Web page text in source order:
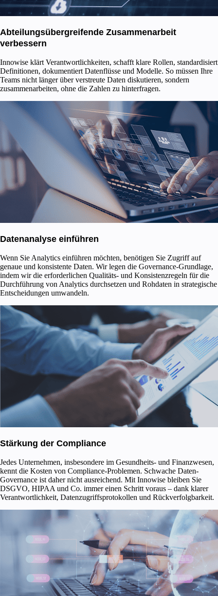
Abteilungsübergreifende Zusammenarbeit
verbessern
Innowise klärt Verantwortlichkeiten, schafft klare Rollen, standardisiert
Definitionen, dokumentiert Datenflüsse und Modelle. So müssen Ihre
Teams nicht länger über verstreute Daten diskutieren, sondern
zusammenarbeiten, ohne die Zahlen zu hinterfragen.
Datenanalyse einführen
Wenn Sie Analytics einführen möchten, benötigen Sie Zugriff auf
genaue und konsistente Daten. Wir legen die Governance-Grundlage,
indem wir die erforderlichen Qualitäts- und Konsistenzregeln für die
Durchführung von Analytics durchsetzen und Rohdaten in strategische
Entscheidungen umwandeln.
Stärkung der Compliance
Jedes Unternehmen, insbesondere im Gesundheits- und Finanzwesen,
kennt die Kosten von Compliance-Problemen. Schwache Daten-
Governance ist daher nicht ausreichend. Mit Innowise bleiben Sie
DSGVO, HIPAA und Co. immer einen Schritt voraus – dank klarer
Verantwortlichkeit, Datenzugriffsprotokollen und Rückverfolgbarkeit.